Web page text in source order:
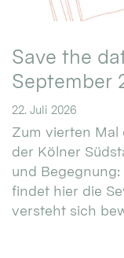
Save the
September
22. Juli 2026
Zum vierten Mal
der Kölner
und Begegnung:
findet hier die
versteht sich